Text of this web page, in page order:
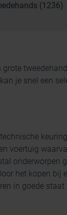
(1236)
je snel een
voertuig
onderworpen
het kopen
in goede